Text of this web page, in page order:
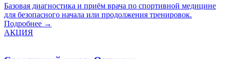
Базовая диагностика и приём врача по спортивной медицине
для безопасного начала или продолжения тренировок.
Подробнее →
АКЦИЯ